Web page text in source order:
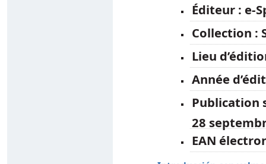
Éditeur : e-
Collection :
Lieu
Année
Publication
28
EAN